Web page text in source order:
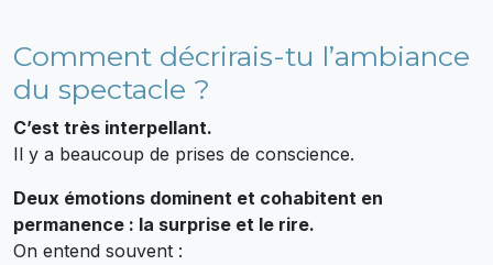
Comment décrirais-tu l’ambiance
du spectacle ?
C’est très interpellant.
Il y a beaucoup de prises de conscience.
Deux émotions dominent et cohabitent en
permanence : la surprise et le rire.
On entend souvent :